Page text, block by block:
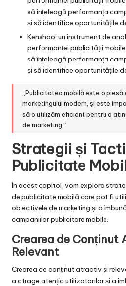
să înțeleagă performanța
și să identifice oportunitățile
Kenshoo: un instrument de
performanței publicității
să înțeleagă performanța
și să identifice oportunitățile
„Publicitatea mobilă este o piesă
marketingului modern, și este
să o utilizăm eficient pentru a
de marketing.”
Strategii și
Publicitate
În acest capitol, vom explora
de publicitate mobilă care pot fi
obiectivele de marketing și a
campaniilor publicitare mobile.
Crearea de Conținut
Relevant
Crearea de conținut atractiv și
a atrage atenția utilizatorilor și a